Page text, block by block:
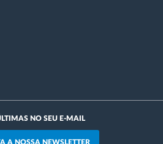
NO SEU E-MAIL
A NOSSA NEWSLETTER